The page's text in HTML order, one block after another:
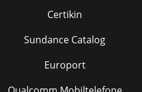
Certikin
Sundance Catalog
Europort